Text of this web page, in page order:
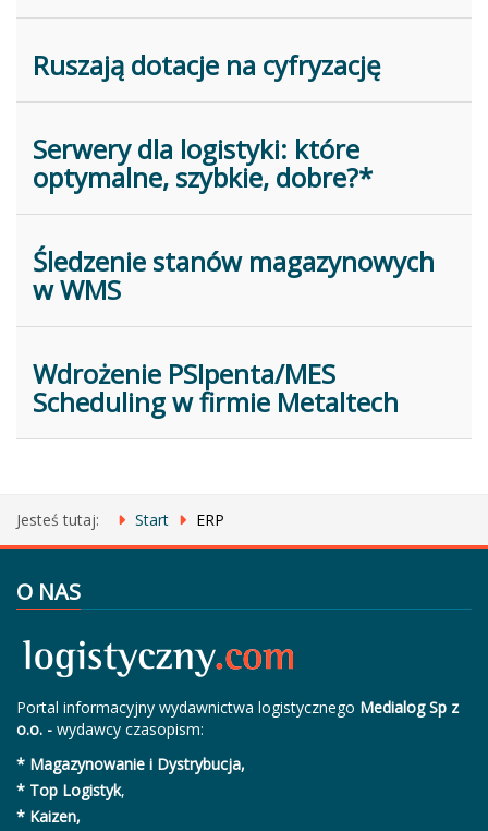
Ruszają dotacje na cyfryzację
Serwery dla logistyki: które
optymalne, szybkie, dobre?*
Śledzenie stanów magazynowych
w WMS
Wdrożenie PSIpenta/MES
Scheduling w firmie Metaltech
Jesteś tutaj: Start ERP
O NAS
Portal informacyjny wydawnictwa logistycznego Medialog Sp z
o.o. - wydawcy czasopism:
* Magazynowanie i Dystrybucja,
* Top Logistyk,
* Kaizen,